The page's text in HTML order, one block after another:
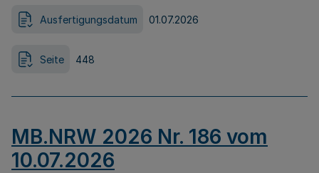
Ausfertigungsdatum 01.07.2026
Seite 448
MB.NRW 2026 Nr. 186 vom
10.07.2026